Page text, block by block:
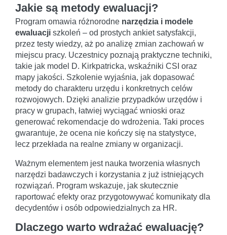
Jakie są metody ewaluacji?
Program omawia różnorodne narzędzia i modele
ewaluacji szkoleń – od prostych ankiet satysfakcji,
przez testy wiedzy, aż po analizę zmian zachowań w
miejscu pracy. Uczestnicy poznają praktyczne techniki,
takie jak model D. Kirkpatricka, wskaźniki CSI oraz
mapy jakości. Szkolenie wyjaśnia, jak dopasować
metody do charakteru urzędu i konkretnych celów
rozwojowych. Dzięki analizie przypadków urzędów i
pracy w grupach, łatwiej wyciągać wnioski oraz
generować rekomendacje do wdrożenia. Taki proces
gwarantuje, że ocena nie kończy się na statystyce,
lecz przekłada na realne zmiany w organizacji.
Ważnym elementem jest nauka tworzenia własnych
narzędzi badawczych i korzystania z już istniejących
rozwiązań. Program wskazuje, jak skutecznie
raportować efekty oraz przygotowywać komunikaty dla
decydentów i osób odpowiedzialnych za HR.
Dlaczego warto wdrażać ewaluację?